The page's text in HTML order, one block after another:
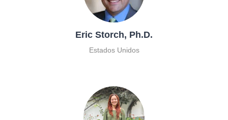
Eric Storch, Ph.D.
Estados Unidos